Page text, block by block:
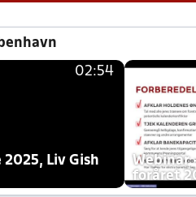
02:54
Liv Gish
Webinar
foråret